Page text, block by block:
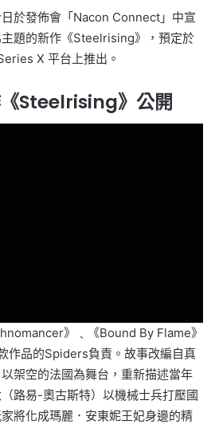
於發佈會「Nacon Connect」中宣
題的新作《Steelrising》，預定於
X 平台上推出。
Steelrising》公開
》﹑《Bound By Flame》
作品的Spiders負責。故事改編自真
架空的法國為舞台，重新描述當年
路易-奧古斯特）以機械士兵打壓國
將化成瑪麗．安東妮王妃身邊的精